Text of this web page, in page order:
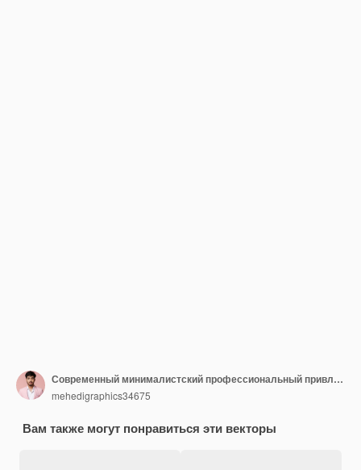
Современный минималистский профессиональный привлекательный дизайн логотипа для предприятий Веб-сайты Идентичность компании
mehedigraphics34675
Вам также могут понравиться эти векторы